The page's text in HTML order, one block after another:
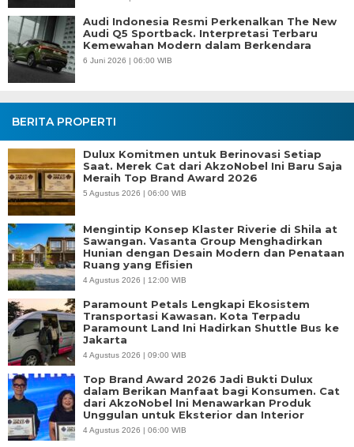
Audi Indonesia Resmi Perkenalkan The New
Audi Q5 Sportback. Interpretasi Terbaru
Kemewahan Modern dalam Berkendara
6 Juni 2026 | 06:00 WIB
BERITA PROPERTI
Dulux Komitmen untuk Berinovasi Setiap
Saat. Merek Cat dari AkzoNobel Ini Baru Saja
Meraih Top Brand Award 2026
5 Agustus 2026 | 06:00 WIB
Mengintip Konsep Klaster Riverie di Shila at
Sawangan. Vasanta Group Menghadirkan
Hunian dengan Desain Modern dan Penataan
Ruang yang Efisien
4 Agustus 2026 | 12:00 WIB
Paramount Petals Lengkapi Ekosistem
Transportasi Kawasan. Kota Terpadu
Paramount Land Ini Hadirkan Shuttle Bus ke
Jakarta
4 Agustus 2026 | 09:00 WIB
Top Brand Award 2026 Jadi Bukti Dulux
dalam Berikan Manfaat bagi Konsumen. Cat
dari AkzoNobel Ini Menawarkan Produk
Unggulan untuk Eksterior dan Interior
4 Agustus 2026 | 06:00 WIB